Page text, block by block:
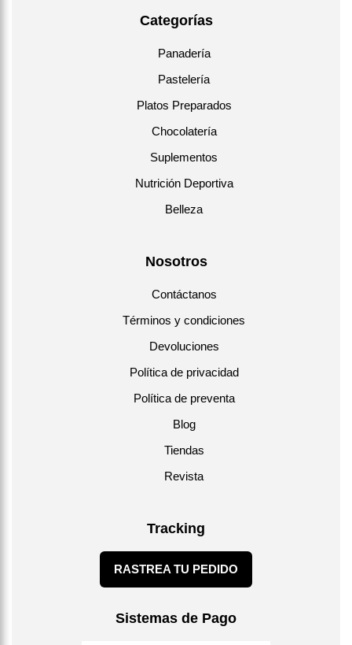
Categorías
Panadería
Pastelería
Platos Preparados
Chocolatería
Suplementos
Nutrición Deportiva
Belleza
Nosotros
Contáctanos
Términos y condiciones
Devoluciones
Política de privacidad
Política de preventa
Blog
Tiendas
Revista
Tracking
RASTREA TU PEDIDO
Sistemas de Pago